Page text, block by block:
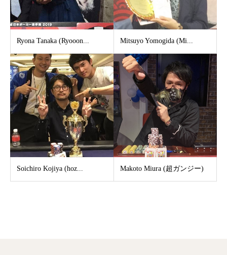
Ryona Tanaka (Ryooon... Mitsuyo Yomogida (Mi...
Soichiro Kojiya (hoz... Makoto Miura (超ガンジー)